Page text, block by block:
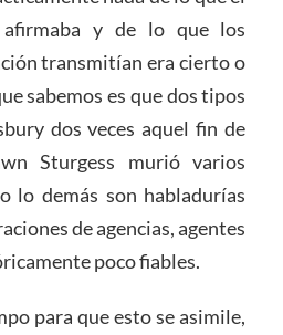
afirmaba y de lo que los
transmitían era cierto o
sabemos es que dos tipos
dos veces aquel fin de
Sturgess murió varios
lo demás son habladurías
de agencias, agentes
poco fiables.
para que esto se asimile,